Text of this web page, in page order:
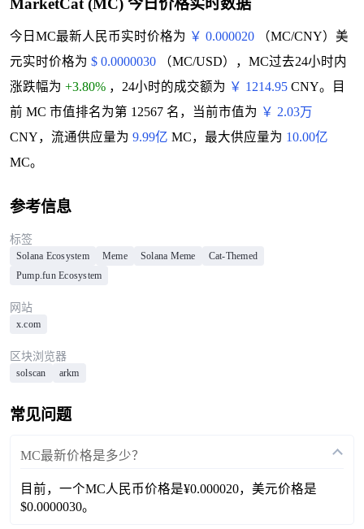
MarketCat (MC) 今日价格实时数据
今日MC最新人民币实时价格为 ￥ 0.000020（MC/CNY）美
元实时价格为 $ 0.0000030（MC/USD），MC过去24小时内
涨跌幅为 +3.80% ，24小时的成交额为 ￥ 1214.95CNY。目
前 MC 市值排名为第 12567 名，当前市值为 ￥ 2.03万
CNY，流通供应量为 9.99亿 MC，最大供应量为 10.00亿
MC。
参考信息
标签
Solana Ecosystem Meme Solana Meme
Cat-Themed
Pump.fun Ecosystem
网站
x.com
区块浏览器
solscan arkm
常见问题
MC最新价格是多少？
目前，一个MC人民币价格是¥0.000020，美元价格是
$0.0000030。